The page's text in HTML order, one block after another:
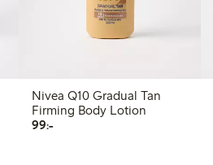
Nivea Q10 Gradual Tan
Firming Body Lotion
99:-99,00 kr